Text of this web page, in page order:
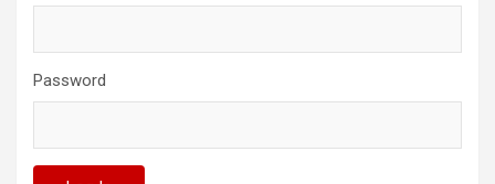
Password